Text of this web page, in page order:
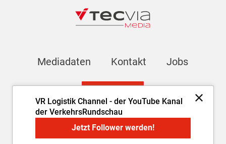
VR Logistik Channel - der YouTube Kanal
der VerkehrsRundschau
Jetzt Follower werden!
Mediadaten Kontakt Jobs
AGB Datenschutz Cookie-Einstellungen